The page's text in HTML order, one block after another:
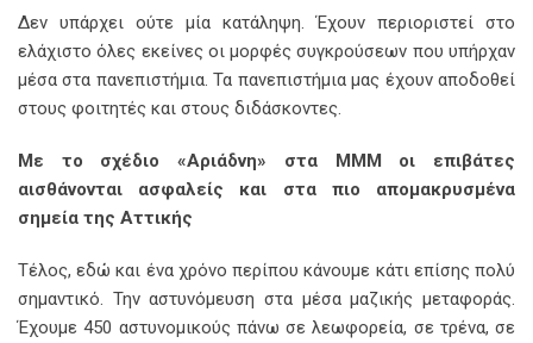
Δεν υπάρχει ούτε μία κατάληψη. Έχουν περιοριστεί στο
ελάχιστο όλες εκείνες οι μορφές συγκρούσεων που υπήρχαν
μέσα στα πανεπιστήμια. Τα πανεπιστήμια μας έχουν αποδοθεί
στους φοιτητές και στους διδάσκοντες.
Με το σχέδιο «Αριάδνη» στα ΜΜΜ οι επιβάτες
αισθάνονται ασφαλείς και στα πιο απομακρυσμένα
σημεία της Αττικής
Τέλος, εδώ και ένα χρόνο περίπου κάνουμε κάτι επίσης πολύ
σημαντικό. Την αστυνόμευση στα μέσα μαζικής μεταφοράς.
Έχουμε 450 αστυνομικούς πάνω σε λεωφορεία, σε τρένα, σε